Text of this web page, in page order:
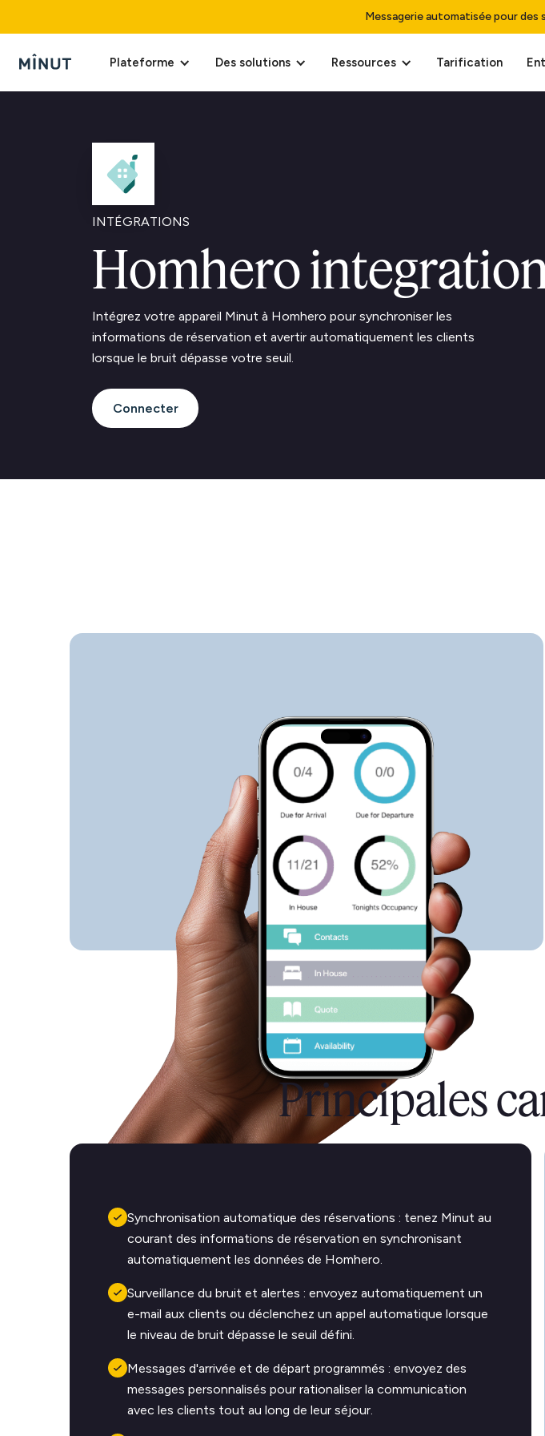
Messagerie automatisée pour des
Plateforme Des solutions Ressources Tarification
INTÉGRATIONS
Homhero
Intégrez votre appareil Minut à Homhero pour synchroniser les
informations de réservation et avertir automatiquement les clients
lorsque le bruit dépasse votre seuil.
Connecter
Principales
Synchronisation automatique des réservations : tenez Minut au
courant des informations de réservation en synchronisant
automatiquement les données de Homhero.
Surveillance du bruit et alertes : envoyez automatiquement un
e-mail aux clients ou déclenchez un appel automatique lorsque
le niveau de bruit dépasse le seuil défini.
Messages d'arrivée et de départ programmés : envoyez des
messages personnalisés pour rationaliser la communication
avec les clients tout au long de leur séjour.